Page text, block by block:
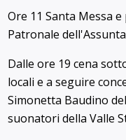
Ore 11 Santa Messa
Patronale
Dalle ore 19 cena
locali e a seguire
Simonetta Baudino
suonatori della Valle